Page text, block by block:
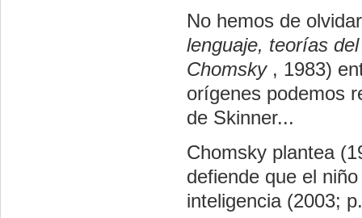
No hemos de
lenguaje, teorías
Chomsky , 1983)
orígenes podemos
de Skinner...
Chomsky plantea
defiende que el
inteligencia (2003;